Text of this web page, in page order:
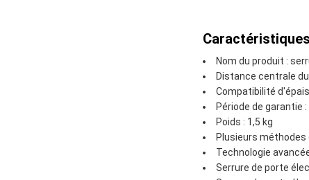
Nom du produit :
Distance centrale
Compatibilité
Période de garantie :
Poids : 1,5 kg
Plusieurs méthodes
Technologie
Serrure de porte